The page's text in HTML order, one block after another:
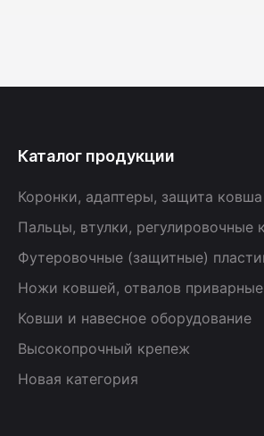
Каталог продукции
Коронки, адаптеры, защита ковша
Пальцы, втулки, регулировочные
Футеровочные (защитные)
Ножи ковшей, отвалов
Ковши и навесное оборудование
Высокопрочный крепеж
Новая категория